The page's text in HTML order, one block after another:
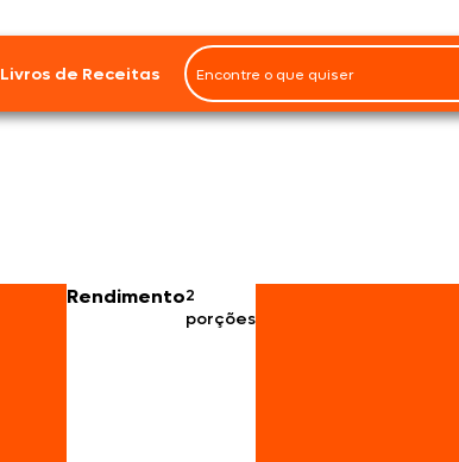
Livros de Receitas
Rendimento2
porções